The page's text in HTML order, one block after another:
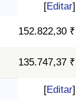
[Editar]
152.822,30 ₹
135.747,37 ₹
[Editar]